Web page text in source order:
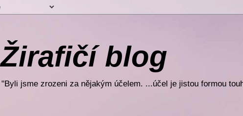
Žirafičí blog
"Byli jsme zrozeni za nějakým účelem. ...účel je jistou formou